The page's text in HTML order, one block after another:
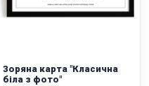
Зоряна карта "Класична
біла з фото"